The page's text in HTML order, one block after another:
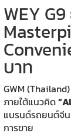
WEY
บาท
GWM (Thailand)
ภายใต้แนวคิด
แบรนด์รถยนต์จีน
การขาย